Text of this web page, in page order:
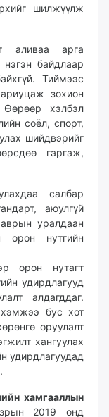
шилжүүлж
аливаа арга
байдлаар
Тиймээс
зохион
Өөрөөр хэлбэл
соёл, спорт,
шийдвэрийг
гаргаж,
салбар
аюулгүй
уралдаан
орон нутгийн
орон нутагт
удирдлагууд
алдагддаг.
бус хот
оруулалт
хангуулах
удирдлагуудад
хамгааллын
2019 онд